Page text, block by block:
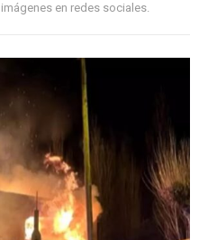
en redes sociales.